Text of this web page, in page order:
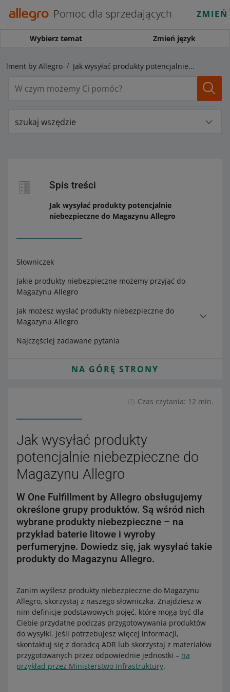
Pomoc dla sprzedających
Wybierz temat Zmień język
by Allegro Jak wysyłać produkty potencjalnie niebezpieczne do Magazynu Allegro
szukaj wszędzie
Spis treści
Jak wysyłać produkty potencjalnie
niebezpieczne do Magazynu Allegro
Słowniczek
Jakie produkty niebezpieczne możemy przyjąć do
Magazynu Allegro
Jak możesz wysłać produkty niebezpieczne do
Magazynu Allegro
Najczęściej zadawane pytania
NA GÓRĘ STRONY
Czas czytania: 12 min.
Jak wysyłać produkty
potencjalnie niebezpieczne do
Magazynu Allegro
W One Fulfillment by Allegro obsługujemy
określone grupy produktów. Są wśród nich
wybrane produkty niebezpieczne – na
przykład baterie litowe i wyroby
perfumeryjne. Dowiedz się, jak wysyłać takie
produkty do Magazynu Allegro.
Zanim wyślesz produkty niebezpieczne do Magazynu
Allegro, skorzystaj z naszego słowniczka. Znajdziesz w
nim definicje podstawowych pojęć, które mogą być dla
Ciebie przydatne podczas przygotowywania produktów
do wysyłki. Jeśli potrzebujesz więcej informacji,
skontaktuj się z doradcą ADR lub skorzystaj z materiałów
przygotowanych przez odpowiednie jednostki – na
przykład przez Ministerstwo Infrastruktury.